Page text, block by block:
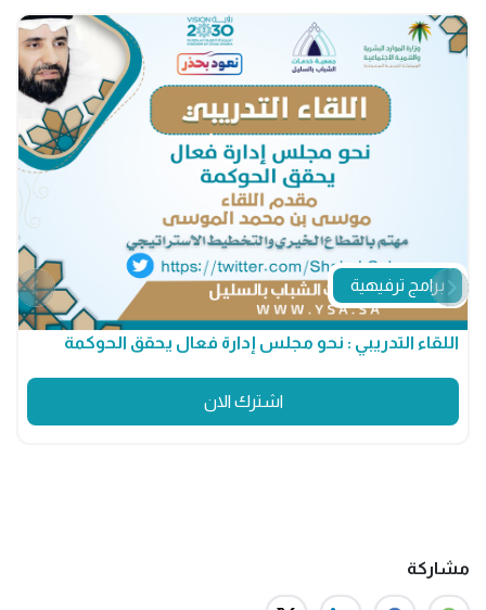
برامج ترفيهية
اللقاء التدريبي : نحو مجلس إدارة فعال يحقق الحوكمة
اشترك الان
مشاركة